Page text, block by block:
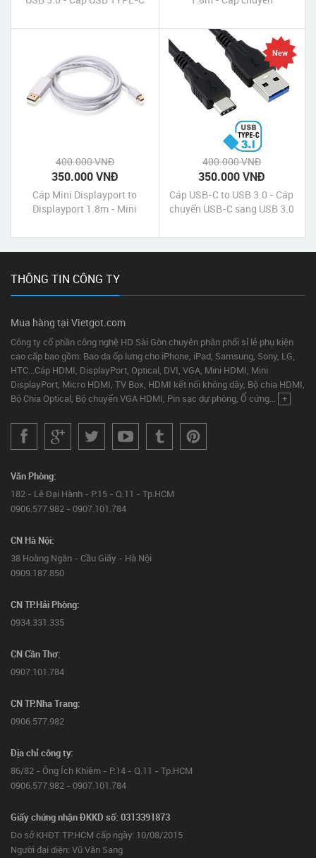
USB-C to 4-Port USB 3.0
Unitek chính hãng giá rẻ
400.000 VNĐ
350.000 VNĐ
Cáp Mini Displayport to
Displayport 1.8m - Mini
Displayport chính hãng
400.000 VNĐ
350.000 VNĐ
Cáp USB-C to USB 3.0 - Cáp
chuyển USB-C sang USB 3.0
New
THÔNG TIN CÔNG TY
Mua hàng tại Vietgot.com
Công ty cổ phần công nghệ HD Sài Gòn chuyên phân phối sỉ lẻ phụ kiện
cao cấp bao gồm: Bao da ốp lưng cho iPhone, iPad, Samsung, Sony, LG,
HTC...Cáp HDMI, DisplayPort, Optical, DVI, VGA, Mini HDMI, Mini
DisplayPort, Micro HDMI, TV Box, HDMI kết nối không dây, Bộ chia HDMI,
Bộ Chia Optical, Bộ chuyển VGA HDMI, Pin sạc dự phòng, Ổ cứng... +
Văn Phòng:
182 - Lê Đại Hành - P.15 - Q.11 - Tp.HCM
0906.577.982 - 0907.101.784
CN Hà Nội:
38 Hoàng Ngân - Cầu Giấy - Hà Nội
0909.187.850
CN TP.Hải Phòng:
0934.331.335
CN Cần Thơ:
0907.101.784
CN TP.Nha Trang:
0906.577.982
Địa chỉ công ty:
86/82 - Ông Ích Khiêm - P.14 - Q.11 - Tp.HCM
0906.577.982 - 0907.101.784
Giấy chứng nhận ĐKKD số: 0313391873
Do sở KHĐT TP.HCM cấp ngày: 10/08/2015
Người đại diện: Vũ Văn Sang